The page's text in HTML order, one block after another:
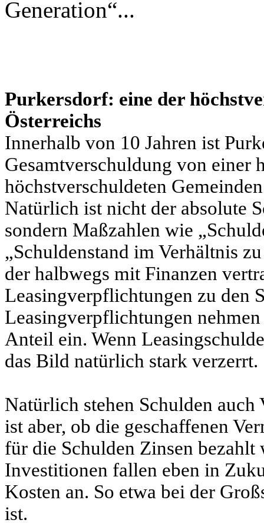
Generation“...
Purkersdorf: eine der
Österreichs
Innerhalb von 10 Jahren ist
Gesamtverschuldung von einer
höchstverschuldeten
Natürlich ist nicht der absolute
sondern Maßzahlen wie
„Schuldenstand im Verhältnis
der halbwegs mit Finanzen
Leasingverpflichtungen zu den
Leasingverpflichtungen
Anteil ein. Wenn
das Bild natürlich stark verzerrt.
Natürlich stehen Schulden auch
ist aber, ob die geschaffenen
für die Schulden Zinsen bezahlt
Investitionen fallen eben in
Kosten an. So etwa bei der
ist.